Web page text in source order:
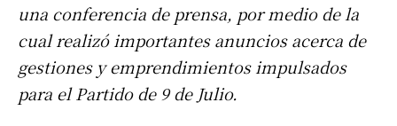
una conferencia de prensa, por medio de la
cual realizó importantes anuncios acerca de
gestiones y emprendimientos impulsados
para el Partido de 9 de Julio.